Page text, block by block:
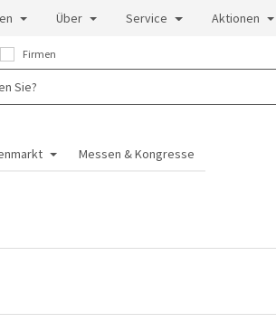
Über Service Aktionen
Firmen
Messen & Kongresse